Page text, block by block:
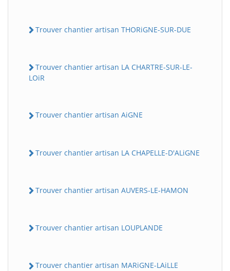
Trouver chantier artisan THORiGNE-SUR-DUE
Trouver chantier artisan LA CHARTRE-SUR-LE-
LOiR
Trouver chantier artisan AiGNE
Trouver chantier artisan LA CHAPELLE-D'ALiGNE
Trouver chantier artisan AUVERS-LE-HAMON
Trouver chantier artisan LOUPLANDE
Trouver chantier artisan MARiGNE-LAiLLE